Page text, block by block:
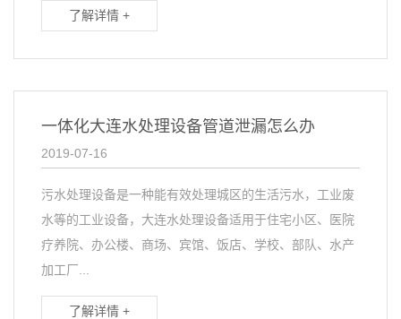
了解详情 +
一体化大连水处理设备管道泄漏怎么办
2019-07-16
污水处理设备是一种能有效处理城区的生活污水，工业废
水等的工业设备，大连水处理设备适用于住宅小区、医院
疗养院、办公楼、商场、宾馆、饭店、学校、部队、水产
加工厂...
了解详情 +